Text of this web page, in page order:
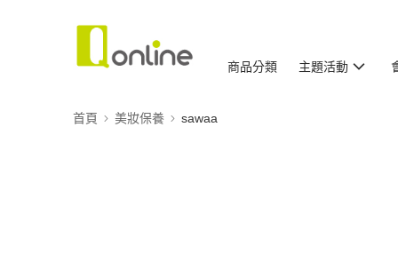
商品分類 主題活動
首頁 美妝保養 sawaa